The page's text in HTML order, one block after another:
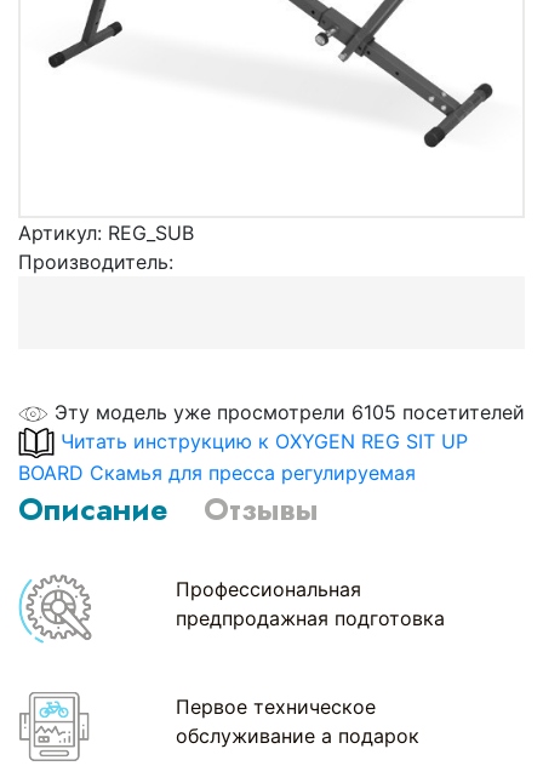
Артикул: REG_SUB
Производитель:
Эту модель уже просмотрели 6105 посетителей
Читать инструкцию к OXYGEN REG SIT UP
BOARD Скамья для пресса регулируемая
Описание Отзывы
Профессиональная
предпродажная подготовка
Первое техническое
обслуживание а подарок